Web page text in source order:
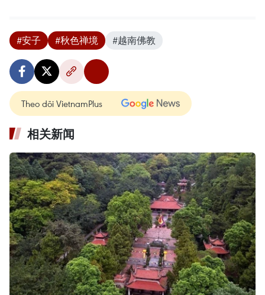
#安子 #秋色禅境 #越南佛教
Theo dõi VietnamPlus
相关新闻